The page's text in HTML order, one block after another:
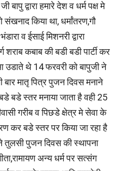
द्वारा हमारे देश व धर्म पक्ष मे
किया था, धर्मांतरण,गौ
व ईसाई मिशनरी द्वारा
कबाब की बडी बडी पार्टी कर
उडाते थे 14 फरवरी को बापुजी ने
बार मातृ पित्र पुजन दिवस मनाने
बडे स्तर मनाया जाता है वही 25
गरीब व पिछडे क्षेत्र मे सेवा के
कर बडे स्तर पर किया जा रहा है
तुलसी पुजन दिवस की स्थापना
अन्य धर्म पर सत्संग